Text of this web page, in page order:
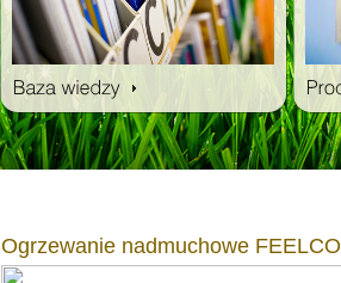
Ogrzewanie nadmuchowe FEELCO